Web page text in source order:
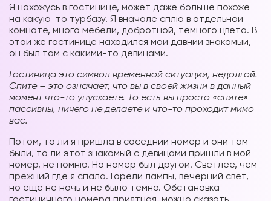
Я нахожусь в гостинице, может даже больше похоже
на какую-то турбазу. Я вначале сплю в отдельной
комнате, много мебели, добротной, темного цвета. В
этой же гостинице находился мой давний знакомый,
он был там с какими-то девицами.
Гостиница это символ временной ситуации, недолгой.
Спите – это означает, что вы в своей жизни в данный
момент что-то упускаете. То есть вы просто «спите»
пассивны, ничего не делаете и что-то проходит мимо
вас.
Потом, то ли я пришла в соседний номер и они там
были, то ли этот знакомый с девицами пришли в мой
номер, не помню. Но номер был другой. Светлее, чем
прежний где я спала. Горели лампы, вечерний свет,
но еще не ночь и не было темно. Обстановка
гостиничного номера приятная, можно сказать